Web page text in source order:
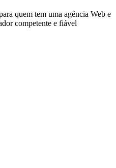
quem tem uma agência Web e
competente e fiável